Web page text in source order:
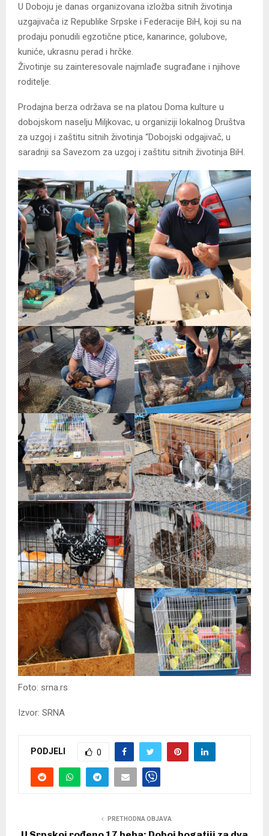
U Doboju je danas organizovana izložba sitnih životinja
uzgajivača iz Republike Srpske i Federacije BiH, koji su na
prodaju ponudili egzotične ptice, kanarince, golubove,
kuniće, ukrasnu perad i hrčke.
Životinje su zainteresovale najmlađe sugrađane i njihove
roditelje.
Prodajna berza održava se na platou Doma kulture u
dobojskom naselju Miljkovac, u organiziji lokalnog Društva
za uzgoj i zaštitu sitnih životinja “Dobojski odgajivač, u
saradnji sa Savezom za uzgoj i zaštitu sitnih životinja BiH.
Foto: srna.rs
Izvor: SRNA
PODJELI 0
PRETHODNA OBJAVA